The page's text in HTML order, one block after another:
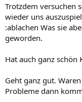
Trotzdem versuchen
wieder uns
:ablachen Was sie
geworden.
Hat auch ganz schön
Geht ganz gut.
Probleme dann